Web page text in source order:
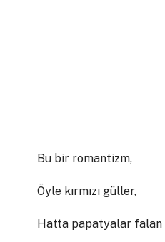
Bu bir romantizm,
Öyle kırmızı güller,
Hatta papatyalar falan